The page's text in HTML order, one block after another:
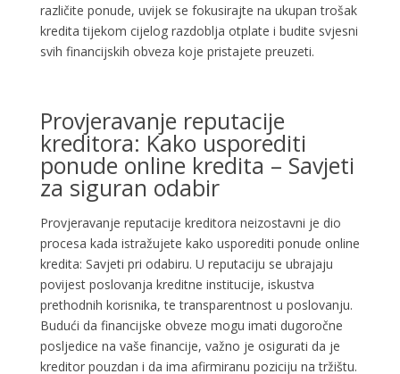
različite ponude, uvijek se fokusirajte na ukupan trošak
kredita tijekom cijelog razdoblja otplate i budite svjesni
svih financijskih obveza koje pristajete preuzeti.
Provjeravanje reputacije
kreditora: Kako usporediti
ponude online kredita – Savjeti
za siguran odabir
Provjeravanje reputacije kreditora neizostavni je dio
procesa kada istražujete kako usporediti ponude online
kredita: Savjeti pri odabiru. U reputaciju se ubrajaju
povijest poslovanja kreditne institucije, iskustva
prethodnih korisnika, te transparentnost u poslovanju.
Budući da financijske obveze mogu imati dugoročne
posljedice na vaše financije, važno je osigurati da je
kreditor pouzdan i da ima afirmiranu poziciju na tržištu.